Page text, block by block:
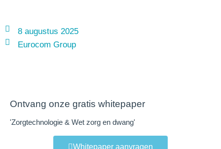
8 augustus 2025
Eurocom Group
Ontvang onze gratis whitepaper
'Zorgtechnologie & Wet zorg en dwang'
Whitepaper aanvragen